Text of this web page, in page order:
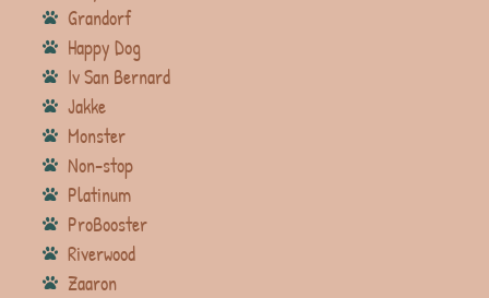
Grandorf
Happy Dog
Iv San Bernard
Jakke
Monster
Non-stop
Platinum
ProBooster
Riverwood
Zaaron